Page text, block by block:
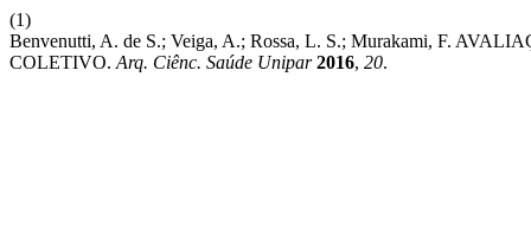
(1)
Benvenutti, A. de S.; Veiga, A.; Rossa, L. S.; Murakami, F.
COLETIVO. Arq. Ciênc. Saúde Unipar 2016, 20.